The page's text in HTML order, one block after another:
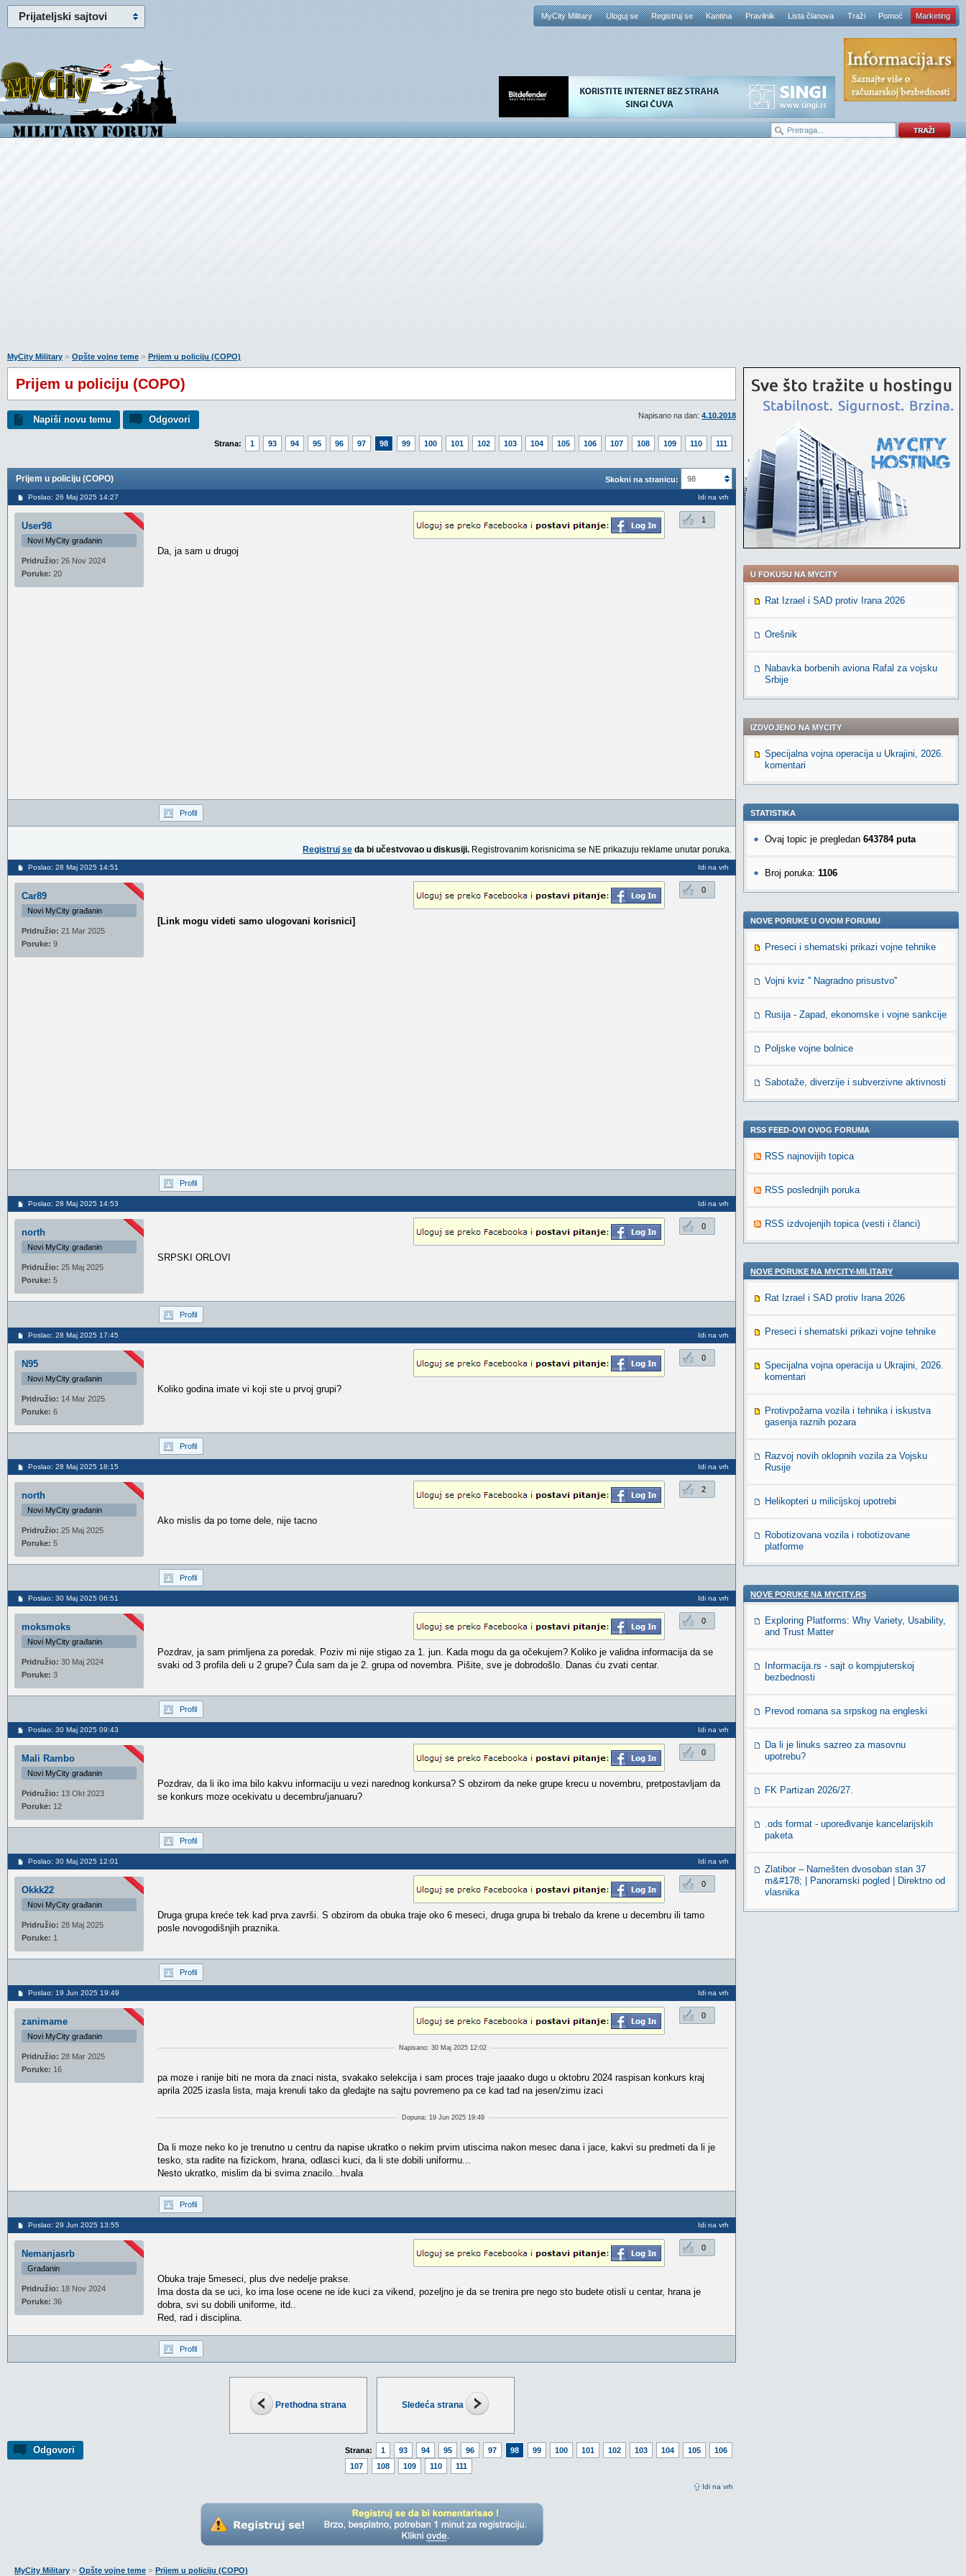
Prijateljski sajtovi MyCity Military Uloguj se Registruj se Kantina Pravilnik Lista članova Traži Pomoć Marketing
MyCity Military » Opšte vojne teme » Prijem u policiju (COPO)
Prijem u policiju (COPO)
Napisano na dan: 4.10.2018
Napiši novu temu Odgovori
Strana: 1 93 94 95 96 97 98 99 100 101 102 103 104 105 106 107 108 109 110 111
Skokni na stranicu: 98
Prijem u policiju (COPO)
Prethodna strana Sledeća strana
Odgovori Strana: 1 93 94 95 96 97 98 99 100 101 102 103 104 105
106
107
108 109 110 111
Idi na vrh
Poslao: 26 Maj 2025 14:27 Idi na vrh
User98
Novi MyCity građanin
Pridružio: 26 Nov 2024
Poruke: 20
1
Da, ja sam u drugoj
Profil
Registruj se da bi učestvovao u diskusiji. Registrovanim korisnicima se NE prikazuju reklame unutar poruka.
Poslao: 28 Maj 2025 14:51 Idi na vrh
Car89
Novi MyCity građanin
Pridružio: 21 Mar 2025
Poruke: 9
0
[Link mogu videti samo ulogovani korisnici]
Profil
Poslao: 28 Maj 2025 14:53 Idi na vrh
north
Novi MyCity građanin
Pridružio: 25 Maj 2025
Poruke: 5
0
SRPSKI ORLOVI
Profil
Poslao: 28 Maj 2025 17:45 Idi na vrh
N95
Novi MyCity građanin
Pridružio: 14 Mar 2025
Poruke: 6
0
Koliko godina imate vi koji ste u prvoj grupi?
Profil
Poslao: 28 Maj 2025 18:15 Idi na vrh
north
Novi MyCity građanin
Pridružio: 25 Maj 2025
Poruke: 5
2
Ako mislis da po tome dele, nije tacno
Profil
Poslao: 30 Maj 2025 06:51 Idi na vrh
moksmoks
Novi MyCity građanin
Pridružio: 30 Maj 2024
Poruke: 3
0
Pozdrav, ja sam primljena za poredak. Poziv mi nije stigao za 1. jun. Kada mogu da ga očekujem? Koliko je validna informacija da se
svaki od 3 profila deli u 2 grupe? Čula sam da je 2. grupa od novembra. Pišite, sve je dobrodošlo. Danas ću zvati centar.
Profil
Poslao: 30 Maj 2025 09:43 Idi na vrh
Mali Rambo
Novi MyCity građanin
Pridružio: 13 Okt 2023
Poruke: 12
0
Pozdrav, da li iko ima bilo kakvu informaciju u vezi narednog konkursa? S obzirom da neke grupe krecu u novembru, pretpostavljam da
se konkurs moze ocekivatu u decembru/januaru?
Profil
Poslao: 30 Maj 2025 12:01 Idi na vrh
Okkk22
Novi MyCity građanin
Pridružio: 28 Maj 2025
Poruke: 1
0
Druga grupa kreće tek kad prva završi. S obzirom da obuka traje oko 6 meseci, druga grupa bi trebalo da krene u decembru ili tamo
posle novogodišnjih praznika.
Profil
Poslao: 19 Jun 2025 19:49 Idi na vrh
zanimame
Novi MyCity građanin
Pridružio: 28 Mar 2025
Poruke: 16
0
Napisano: 30 Maj 2025 12:02
pa moze i ranije biti ne mora da znaci nista, svakako selekcija i sam proces traje jaaako dugo u oktobru 2024 raspisan konkurs kraj
aprila 2025 izasla lista, maja krenuli tako da gledajte na sajtu povremeno pa ce kad tad na jesen/zimu izaci
Dopuna: 19 Jun 2025 19:49
Da li moze neko ko je trenutno u centru da napise ukratko o nekim prvim utiscima nakon mesec dana i jace, kakvi su predmeti da li je
tesko, sta radite na fizickom, hrana, odlasci kuci, da li ste dobili uniformu...
Nesto ukratko, mislim da bi svima znacilo...hvala
Profil
Poslao: 29 Jun 2025 13:55 Idi na vrh
Nemanjasrb
Građanin
Pridružio: 18 Nov 2024
Poruke: 36
0
Obuka traje 5meseci, plus dve nedelje prakse.
Ima dosta da se uci, ko ima lose ocene ne ide kuci za vikend, pozeljno je da se trenira pre nego sto budete otisli u centar, hrana je
dobra, svi su dobili uniforme, itd..
Red, rad i disciplina.
Profil
U FOKUSU NA MYCITY
Rat Izrael i SAD protiv Irana 2026
Orešnik
Nabavka borbenih aviona Rafal za vojsku
Srbije
IZDVOJENO NA MYCITY
Specijalna vojna operacija u Ukrajini, 2026.
komentari
STATISTIKA
Ovaj topic je pregledan 643784 puta
Broj poruka: 1106
NOVE PORUKE U OVOM FORUMU
Preseci i shematski prikazi vojne tehnike
Vojni kviz '' Nagradno prisustvo''
Rusija - Zapad, ekonomske i vojne sankcije
Poljske vojne bolnice
Sabotaže, diverzije i subverzivne aktivnosti
RSS FEED-OVI OVOG FORUMA
RSS najnovijih topica
RSS poslednjih poruka
RSS izdvojenjih topica (vesti i članci)
NOVE PORUKE NA MYCITY-MILITARY
Rat Izrael i SAD protiv Irana 2026
Preseci i shematski prikazi vojne tehnike
Specijalna vojna operacija u Ukrajini, 2026.
komentari
Protivpožarna vozila i tehnika i iskustva
gasenja raznih pozara
Razvoj novih oklopnih vozila za Vojsku
Rusije
Helikopteri u milicijskoj upotrebi
Robotizovana vozila i robotizovane
platforme
NOVE PORUKE NA MYCITY.RS
Exploring Platforms: Why Variety, Usability,
and Trust Matter
Informacija.rs - sajt o kompjuterskoj
bezbednosti
Prevod romana sa srpskog na engleski
Da li je linuks sazreo za masovnu
upotrebu?
FK Partizan 2026/27.
.ods format - upoređivanje kancelarijskih
paketa
Zlatibor – Namešten dvosoban stan 37
m&#178; | Panoramski pogled | Direktno od
vlasnika
MyCity Military » Opšte vojne teme » Prijem u policiju (COPO)